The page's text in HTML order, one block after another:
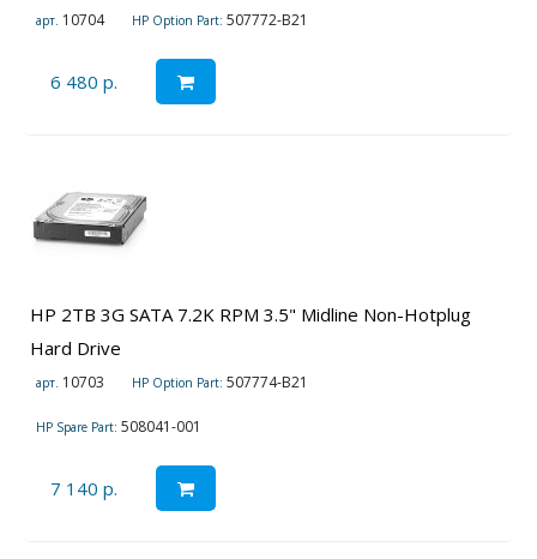
арт. 10704 HP Option Part: 507772-B21
6 480 р.
HP 2TB 3G SATA 7.2K RPM 3.5" Midline Non-Hotplug
Hard Drive
арт. 10703 HP Option Part: 507774-B21
HP Spare Part: 508041-001
7 140 р.